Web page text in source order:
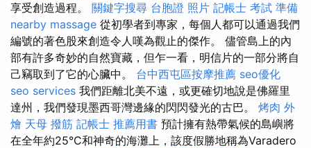
享受創造過程。 關鍵字搜尋 台胞證 照片 記帳士 考試 準備
nearby massage 從初學者到專家，每個人都可以通過我們
編號的著色股來創造令人嘆為觀止的傑作。 儘管島上的內
部有許多奇妙的自然寶藏，但乍一看，明信片的一部分將自
己竊取到了它的心臟中。 台中西屯區按摩推薦 seo優化
seo services 我們距離北美不遠，或更確切地說是佛羅里
達州，我們發現墨西哥灣邊緣的閃閃發光的古巴。 烤肉 外
燴 天母 撥筋 記帳士 推薦用書 預計擁有熱帶氣候的島嶼將
在全年約25°C和神奇的海灘上，該度假勝地稱為Varadero